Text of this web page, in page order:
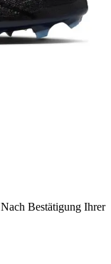
Nach Bestätigung Ihrer